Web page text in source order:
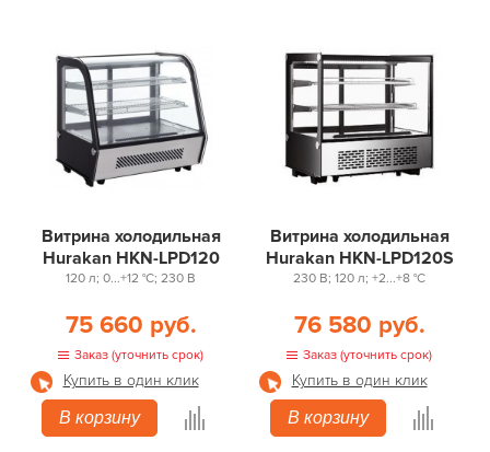
Витрина холодильная
Hurakan HKN-LPD120
120 л; 0...+12 °С; 230 В
75 660 руб.
Заказ (уточнить срок)
Купить в один клик
В корзину
Витрина холодильная
Hurakan HKN-LPD120S
230 В; 120 л; +2...+8 °С
76 580 руб.
Заказ (уточнить срок)
Купить в один клик
В корзину